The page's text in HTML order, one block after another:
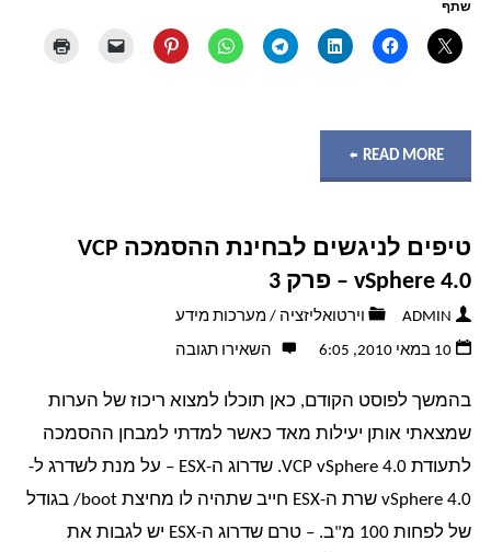
VirtualBox?"
שתף
READ MORE "הצפנה
ניראות
–
או
"איך
נראית
טיפים לניגשים לבחינת ההסמכה VCP
vSphere 4.0 – פרק 3
ADMIN וירטואליזציה /מערכות מידע
10 במאי 2010, 6:05
השאירו תגובה
בהמשך לפוסט הקודם, כאן תוכלו למצוא ריכוז של הערות
שמצאתי אותן יעילות מאד כאשר למדתי למבחן ההסמכה
לתעודת VCP vSphere 4.0. שדרוג ה-ESX – על מנת לשדרג ל-
vSphere 4.0 שרת ה-ESX חייב שתהיה לו מחיצת boot/ בגודל
של לפחות 100 מ"ב. – טרם שדרוג ה-ESX יש לגבות את